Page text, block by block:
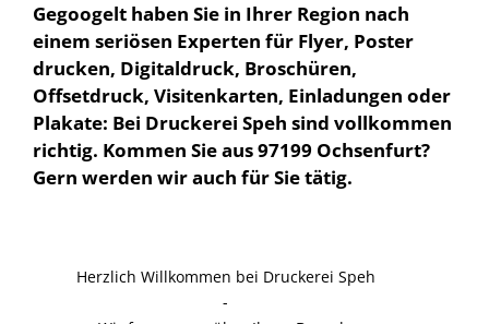
Gegoogelt haben Sie in Ihrer Region nach
einem seriösen Experten für Flyer, Poster
drucken, Digitaldruck, Broschüren,
Offsetdruck, Visitenkarten, Einladungen oder
Plakate: Bei Druckerei Speh sind vollkommen
richtig. Kommen Sie aus 97199 Ochsenfurt?
Gern werden wir auch für Sie tätig.
Herzlich Willkommen bei Druckerei Speh
-